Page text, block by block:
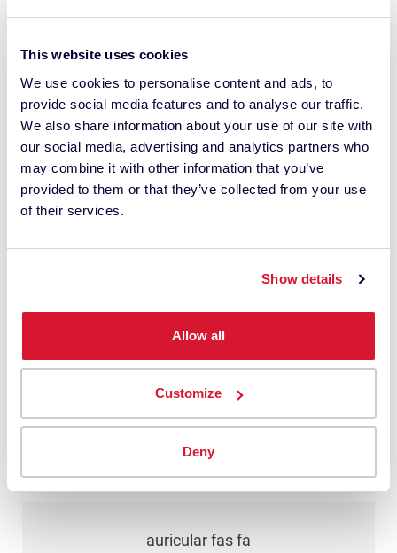
This website uses cookies
We use cookies to personalise content and ads, to
provide social media features and to analyse our traffic.
We also share information about your use of our site with
our social media, advertising and analytics partners who
may combine it with other information that you’ve
provided to them or that they’ve collected from your use
of their services.
Show details
Allow all
Customize
Deny
auricular fas fa
Al marcar esta casilla, acepto recibir
comunicaciones de Datacolor sobre
contenido, productos y servicios
relevantes. Puedo darme de baja en
cualquier momento.
*
Entiendo que Datacolor procesa mis
datos personales con esta solicitud. Esto
y doy mi consentimiento.
Enviar